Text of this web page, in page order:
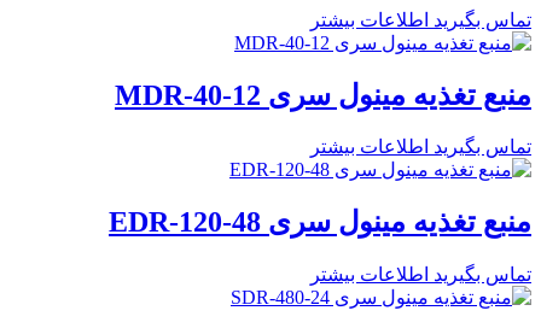
تماس بگیرید اطلاعات بیشتر
منبع تغذیه مینول سری MDR-40-12
تماس بگیرید اطلاعات بیشتر
منبع تغذیه مینول سری EDR-120-48
تماس بگیرید اطلاعات بیشتر